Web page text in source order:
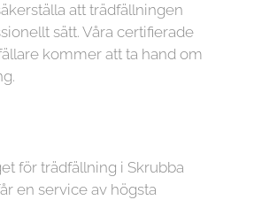
att trädfällningen
sätt. Våra certifierade
kommer att ta hand om
för trädfällning i Skrubba
en service av högsta